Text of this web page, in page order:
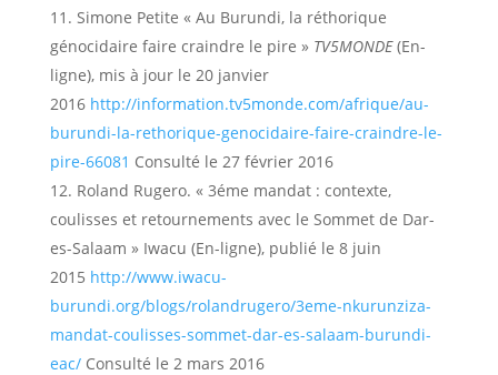
Simone Petite « Au Burundi, la réthorique
génocidaire faire craindre le pire » TV5MONDE(En-
ligne), mis à jour le 20 janvier
2016 http://information.tv5monde.com/afrique/au-
burundi-la-rethorique-genocidaire-faire-craindre-le-
pire-66081 Consulté le 27 février 2016
Roland Rugero. « 3éme mandat : contexte,
coulisses et retournements avec le Sommet de Dar-
es-Salaam » Iwacu (En-ligne), publié le 8 juin
2015 http://www.iwacu-
burundi.org/blogs/rolandrugero/3eme-nkurunziza-
mandat-coulisses-sommet-dar-es-salaam-burundi-
eac/Consulté le 2 mars 2016